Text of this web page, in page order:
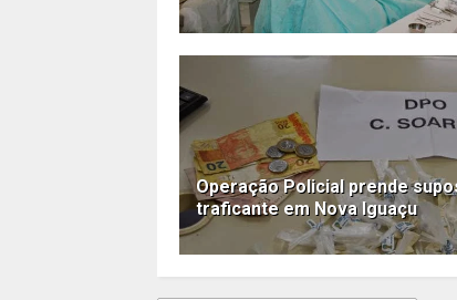
Operação Policial prende
traficante em Nova Iguaçu